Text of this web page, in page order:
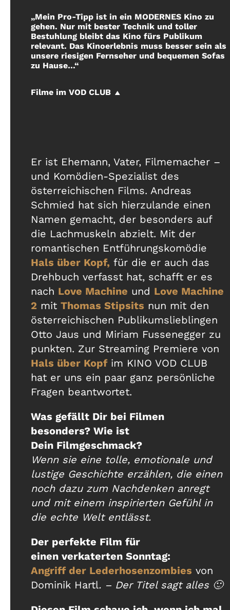
„Mein Pro-Tipp ist in ein MODERNES Kino zu
gehen. Nur mit bester Technik und toller
Bestuhlung bleibt das Kino fürs Publikum
relevant. Das Kinoerlebnis muss besser sein als
unsere riesigen Fernseher und bequemen Sofas
zu Hause…“
Filme im VOD CLUB
Er ist Ehemann, Vater, Filmemacher –
und Komödien-Spezialist des
österreichischen Films. Andreas
Schmied hat sich hierzulande einen
Namen gemacht, der besonders auf
die Lachmuskeln abzielt. Mit der
romantischen Entführungskomödie
Hals über Kopf, für die er auch das
Drehbuch verfasst hat, schafft er es
nach Love Machine und Love Machine
2 mit Thomas Stipsits nun mit den
österreichischen Publikumslieblingen
Otto Jaus und Miriam Fussenegger zu
punkten. Zur Streaming Premiere von
Hals über Kopfim KINO VOD CLUB
hat er uns ein paar ganz persönliche
Fragen beantwortet.
Was gefällt Dir bei Filmen
besonders? Wie ist
Dein Filmgeschmack?
Wenn sie eine tolle, emotionale und
lustige Geschichte erzählen, die einen
noch dazu zum Nachdenken anregt
und mit einem inspirierten Gefühl in
die echte Welt entlässt.
Der perfekte Film für
einen verkaterten Sonntag:
Angriff der Lederhosenzombies von
Dominik Hartl. – Der Titel sagt alles 🙂